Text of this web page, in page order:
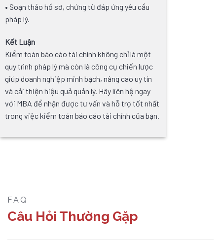
• Soạn thảo hồ sơ, chứng từ đáp ứng yêu cầu
pháp lý.
Kết Luận
Kiểm toán báo cáo tài chính không chỉ là một
quy trình pháp lý mà còn là công cụ chiến lược
giúp doanh nghiệp minh bạch, nâng cao uy tín
và cải thiện hiệu quả quản lý. Hãy liên hệ ngay
với MBA để nhận được tư vấn và hỗ trợ tốt nhất
trong việc kiểm toán báo cáo tài chính của bạn.
FAQ
Câu Hỏi Thường Gặp